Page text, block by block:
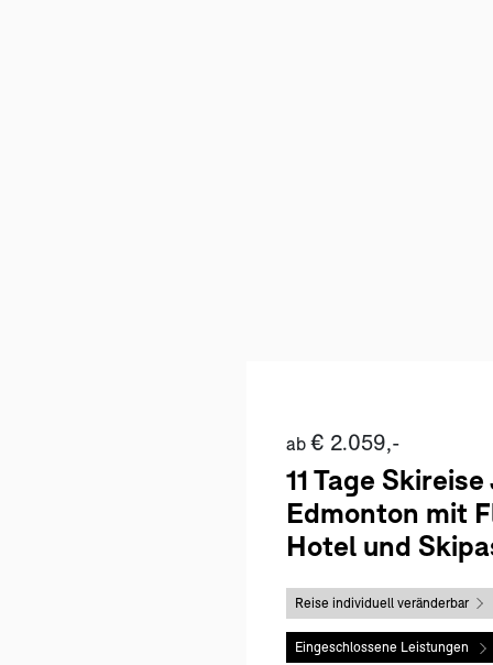
ab € 2.059,-
11 Tage
Edmonton mit
Hotel und
Reise individuell veränderbar
Eingeschlossene Leistungen